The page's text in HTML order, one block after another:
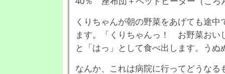
くりちゃんが朝の野菜をあげても途
ます。「くりちゃんっ！ お野菜おい
と「はっ」として食べ出します。うぬ
なんか、これは病院に行ってどうなる